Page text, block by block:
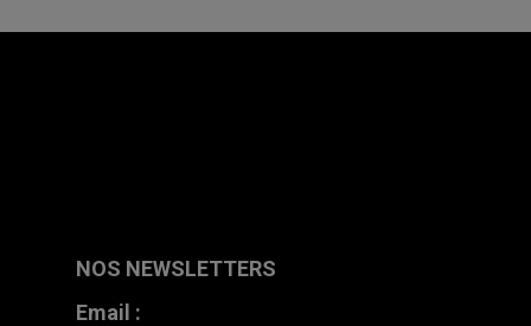
NOS NEWSLETTERS
Email :